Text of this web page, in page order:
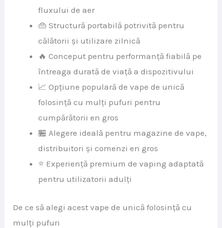
fluxului de aer
👜 Structură portabilă potrivită pentru
călătorii și utilizare zilnică
🔥 Conceput pentru performanță fiabilă pe
întreaga durată de viață a dispozitivului
📈 Opțiune populară de vape de unică
folosință cu mulți pufuri pentru
cumpărătorii en gros
🏪 Alegere ideală pentru magazine de vape,
distribuitori și comenzi en gros
⭐ Experiență premium de vaping adaptată
pentru utilizatorii adulți
De ce să alegi acest vape de unică folosință cu
mulți pufuri